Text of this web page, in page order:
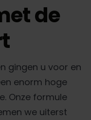
de
gingen u voor en
enorm hoge
Onze formule
we uiterst